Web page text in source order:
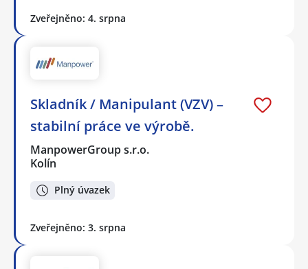
Zveřejněno: 4. srpna
Skladník / Manipulant (VZV) –
stabilní práce ve výrobě.
ManpowerGroup s.r.o.
Kolín
Plný úvazek
Zveřejněno: 3. srpna